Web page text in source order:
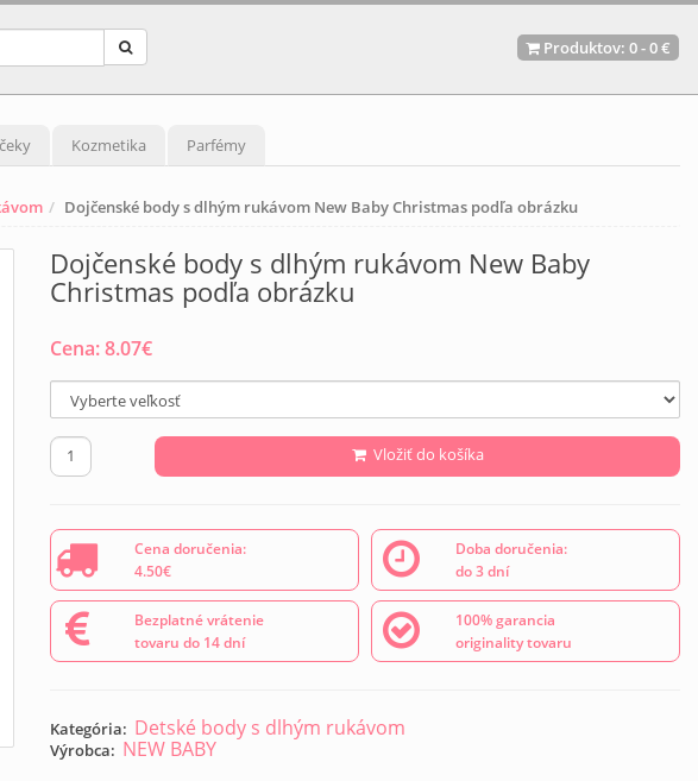
Produktov: 0-0 €
Kozmetika Parfémy
Dojčenské body s dlhým rukávom New Baby Christmas podľa obrázku
Dojčenské body s dlhým rukávom New Baby
Christmas podľa obrázku
Cena:8.07€
Vložiť do košíka
Cena doručenia:
4.50€
Doba doručenia:
do 3 dní
Bezplatné vrátenie
tovaru do 14 dní
100% garancia
originality tovaru
Kategória: Detské body s dlhým rukávom
Výrobca: NEW BABY